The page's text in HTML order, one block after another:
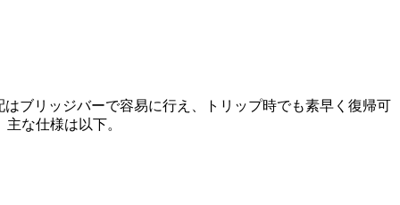
ブリッジバーで容易に行え、トリップ時でも素早く復帰可
な仕様は以下。